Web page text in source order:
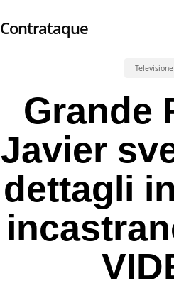
to
Contrataque
Televisione
Grande
Javier
dettagli